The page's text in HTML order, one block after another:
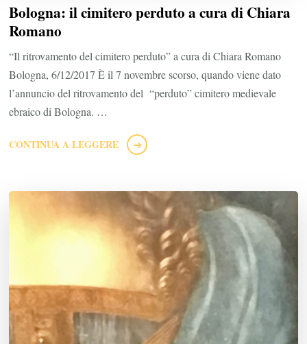
Bologna: il cimitero perduto a cura di Chiara
Romano
“Il ritrovamento del cimitero perduto” a cura di Chiara Romano
Bologna, 6/12/2017 È il 7 novembre scorso, quando viene dato
l’annuncio del ritrovamento del “perduto” cimitero medievale
ebraico di Bologna. …
CONTINUA A LEGGERE